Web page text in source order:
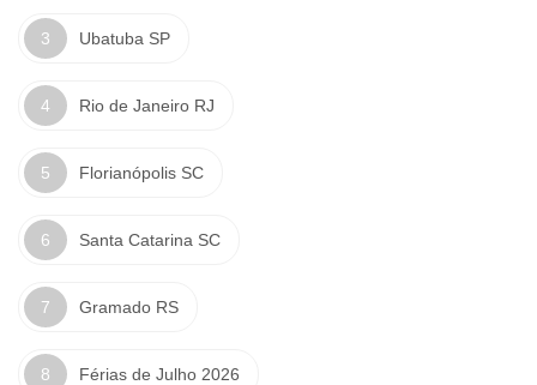
Ubatuba SP
Rio de Janeiro RJ
Florianópolis SC
Santa Catarina SC
Gramado RS
Férias de Julho 2026